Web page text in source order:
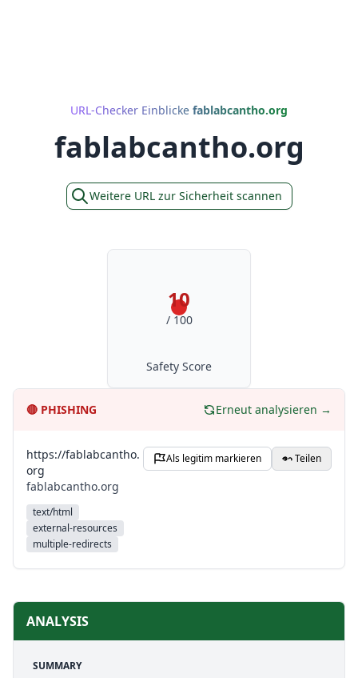
URL-Checker Einblicke fablabcantho.org
fablabcantho.org
Weitere URL zur Sicherheit scannen
10
/ 100
Safety Score
🔴 PHISHING Erneut analysieren →
https://fablabcantho.
org
fablabcantho.org
text/html
external-resources
multiple-redirects
Als legitim markieren Teilen
ANALYSIS
SUMMARY